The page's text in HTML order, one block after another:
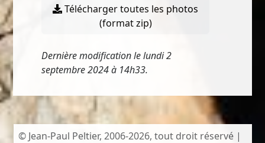
Télécharger toutes les photos
(format zip)
Dernière modification le lundi 2
septembre 2024 à 14h33.
© Jean-Paul Peltier, 2006-2026, tout droit réservé |